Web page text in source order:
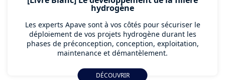
hydrogène
Les experts Apave sont à vos côtés pour sécuriser le
déploiement de vos projets hydrogène durant les
phases de préconception, conception, exploitation,
maintenance et démantèlement.
DÉCOUVRIR